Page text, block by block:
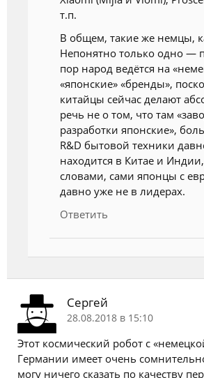
т.п.
В общем, такие же немцы,
Непонятно только одно —
пор народ ведётся на
«японские» «бренды»,
китайцы сейчас делают
речь не о том, что там
разработки японские»,
R&D бытовой техники
находится в Китае и
словами, сами японцы с
давно уже не в лидерах.
Ответить
Сергей
28.08.2018 в 15:10
Этот космический робот с
Германии имеет очень
могу ничего сказать по качеству